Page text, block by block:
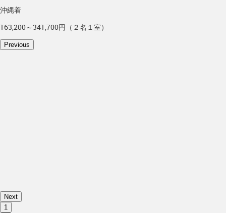
沖縄着
163,200～341,700円（２名１室）
Previous
Next
1